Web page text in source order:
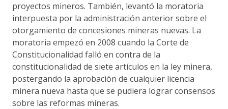
proyectos mineros. También, levantó la moratoria
interpuesta por la administración anterior sobre el
otorgamiento de concesiones mineras nuevas. La
moratoria empezó en 2008 cuando la Corte de
Constitucionalidad falló en contra de la
constitucionalidad de siete artículos en la ley minera,
postergando la aprobación de cualquier licencia
minera nueva hasta que se pudiera lograr consensos
sobre las reformas mineras.